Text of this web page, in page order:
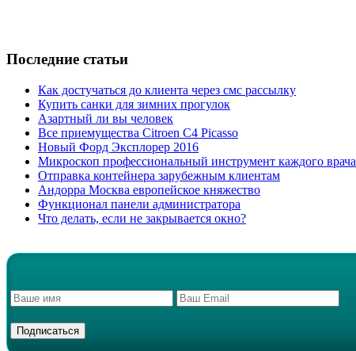
Последние статьи
Как достучаться до клиента через смс рассылку
Купить санки для зимних прогулок
Азартный ли вы человек
Все приемущества Сitroen C4 Picasso
Новый Форд Эксплорер 2016
Микроскоп профессиональный инструмент каждого врача
Отправка контейнера зарубежным клиентам
Андорра Москва европейское княжество
Функционал панели администратора
Что делать, если не закрывается окно?